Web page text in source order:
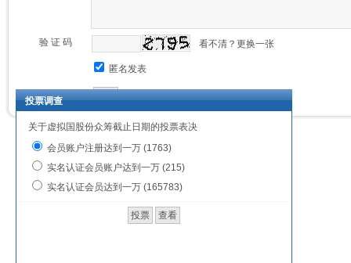
投票调查
关于虚拟国股份众筹截止日期的投票表决
会员账户注册达到一万 (1763)
实名认证会员账户达到一万 (215)
实名认证会员达到一万 (165783)